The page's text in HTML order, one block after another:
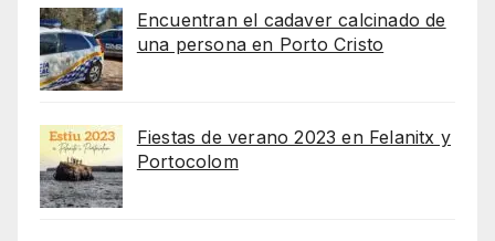
Encuentran el cadaver calcinado de
una persona en Porto Cristo
Fiestas de verano 2023 en Felanitx y
Portocolom